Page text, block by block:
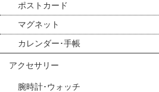
ポストカード
マグネット
カレンダー･手帳
アクセサリー
腕時計･ウォッチ